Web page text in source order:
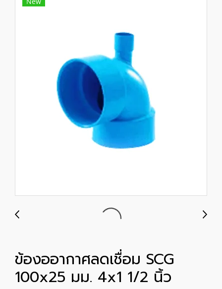
ข้องออากาศลดเชื่อม SCG
100x25 มม. 4x1 1/2 นิ้ว